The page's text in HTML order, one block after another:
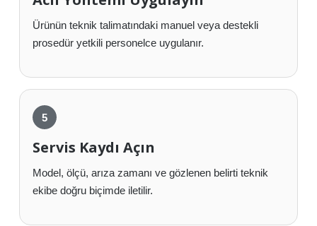
Ürünün teknik talimatındaki manuel veya destekli
prosedür yetkili personelce uygulanır.
Servis Kaydı Açın
Model, ölçü, arıza zamanı ve gözlenen belirti teknik
ekibe doğru biçimde iletilir.